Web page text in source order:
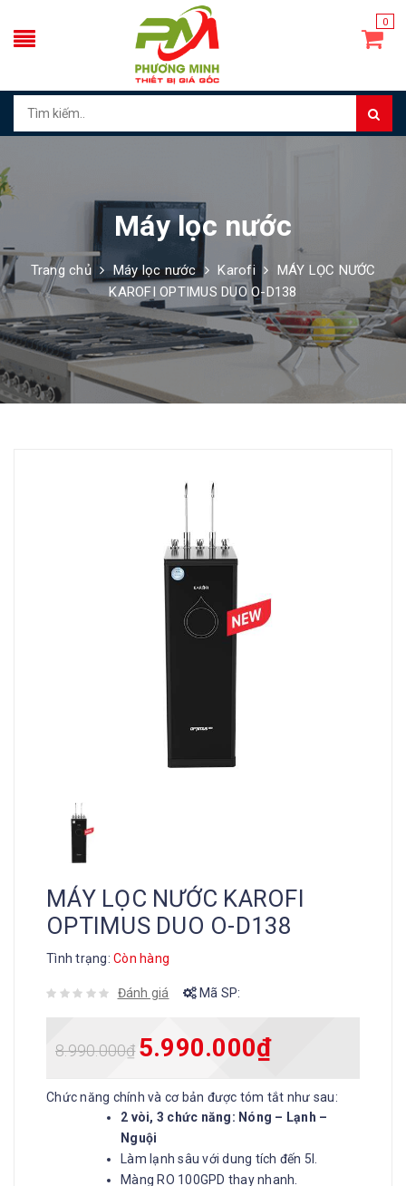
0
Máy lọc nước
Trang chủ Máy lọc nước Karofi
MÁY LỌC NƯỚC
KAROFI OPTIMUS DUO O-D138
MÁY LỌC NƯỚC KAROFI
OPTIMUS DUO O-D138
Tình trạng: Còn hàng
Đánh giá Mã SP:
8.990.000₫ 5.990.000₫
Chức năng chính và cơ bản được tóm tắt như sau:
2 vòi, 3 chức năng: Nóng – Lạnh –
Nguội
Làm lạnh sâu với dung tích đến 5l.
Màng RO 100GPD thay nhanh.